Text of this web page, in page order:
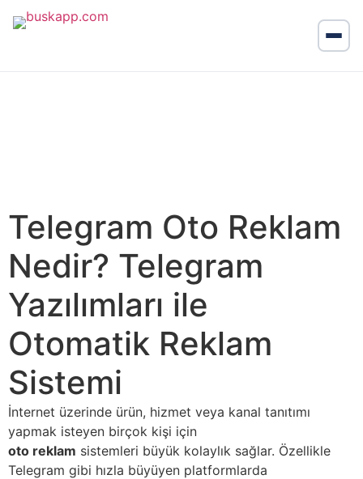
Telegram Oto Reklam
Nedir? Telegram
Yazılımları ile
Otomatik Reklam
Sistemi
İnternet üzerinde ürün, hizmet veya kanal tanıtımı
yapmak isteyen birçok kişi için
oto reklam sistemleri büyük kolaylık sağlar. Özellikle
Telegram gibi hızla büyüyen platformlarda